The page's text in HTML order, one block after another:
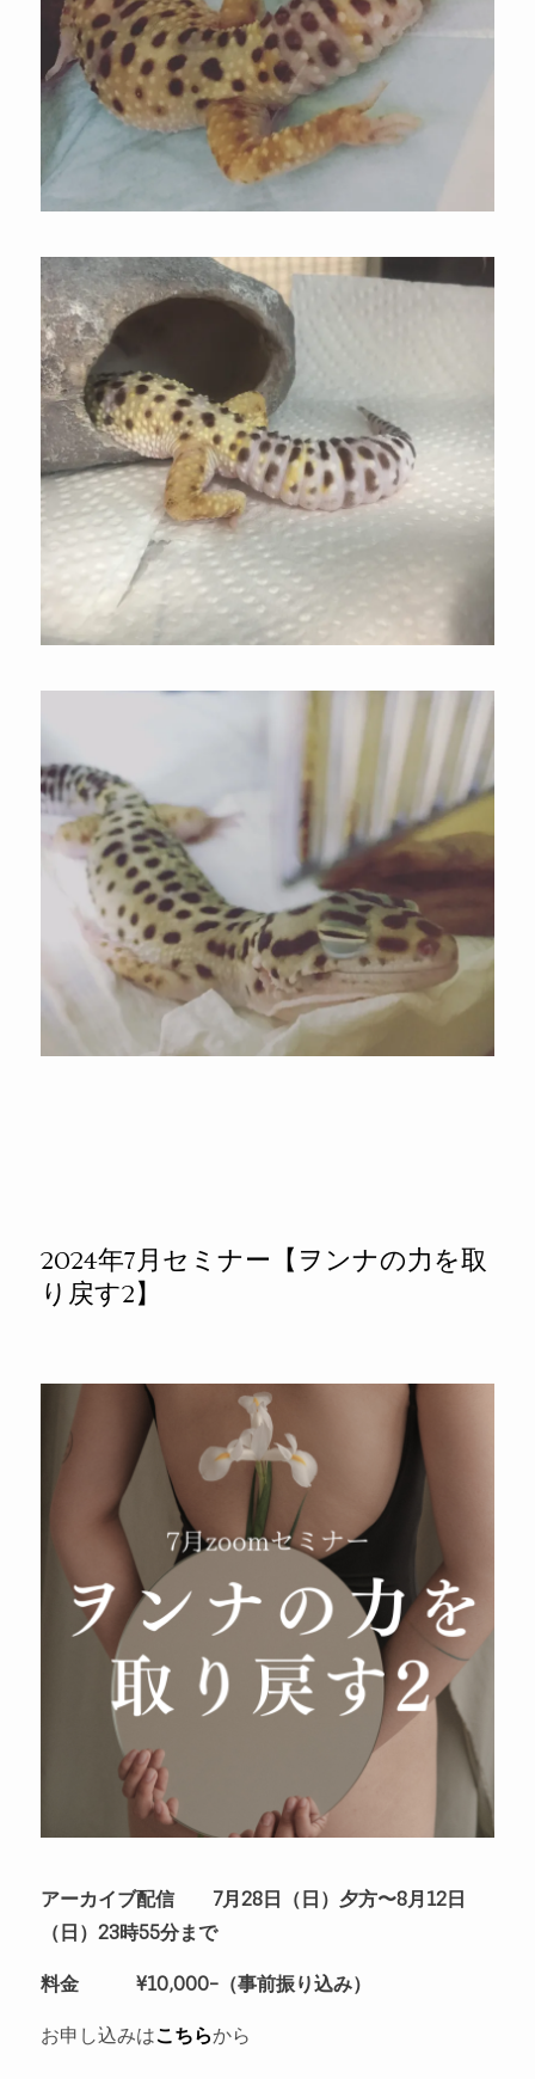
2024年7月セミナー【ヲンナの力を取
り戻す2】
アーカイブ配信 7月28日（日）夕方〜8月12日
（日）23時55分まで
料金 ¥10,000-（事前振り込み）
お申し込みはこちらから